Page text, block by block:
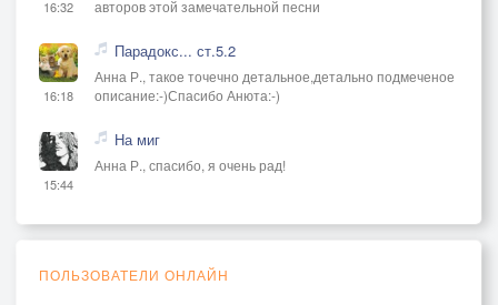
16:32
авторов этой замечательной песни
16:18
Парадокс... ст.5.2
Анна Р., такое точечно детальное,детально подмеченое
описание:-)Спасибо Анюта:-)
15:44
На миг
Анна Р., спасибо, я очень рад!
ПОЛЬЗОВАТЕЛИ ОНЛАЙН